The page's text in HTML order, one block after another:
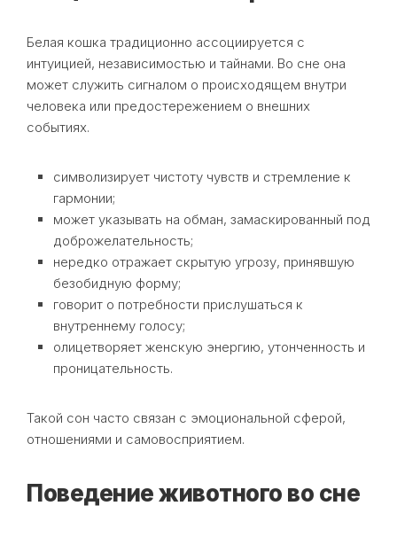
Белая кошка традиционно ассоциируется с
интуицией, независимостью и тайнами. Во сне она
может служить сигналом о происходящем внутри
человека или предостережением о внешних
событиях.
символизирует чистоту чувств и стремление к
гармонии;
может указывать на обман, замаскированный под
доброжелательность;
нередко отражает скрытую угрозу, принявшую
безобидную форму;
говорит о потребности прислушаться к
внутреннему голосу;
олицетворяет женскую энергию, утонченность и
проницательность.
Такой сон часто связан с эмоциональной сферой,
отношениями и самовосприятием.
Поведение животного во сне